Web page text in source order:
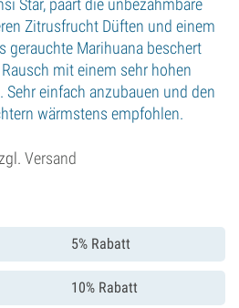
Star, paart die unbezähmbare
Zitrusfrucht Düften und einem
gerauchte Marihuana beschert
mit einem sehr hohen
einfach anzubauen und den
wärmstens empfohlen.
Versand
5% Rabatt
10% Rabatt